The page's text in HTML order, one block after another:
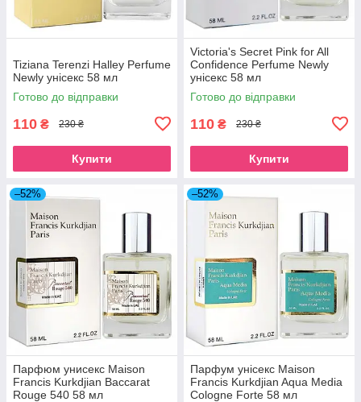
Tiziana Terenzi Halley Perfume
Newly унісекс 58 мл
Готово до відправки
110 ₴ 230 ₴
Купити
Victoria's Secret Pink for All
Confidence Perfume Newly
унісекс 58 мл
Готово до відправки
110 ₴ 230 ₴
Купити
–52%
Парфюм унисекс Maison
Francis Kurkdjian Baccarat
Rouge 540 58 мл
–52%
Парфум унісекс Maison
Francis Kurkdjian Aqua Media
Cologne Forte 58 мл